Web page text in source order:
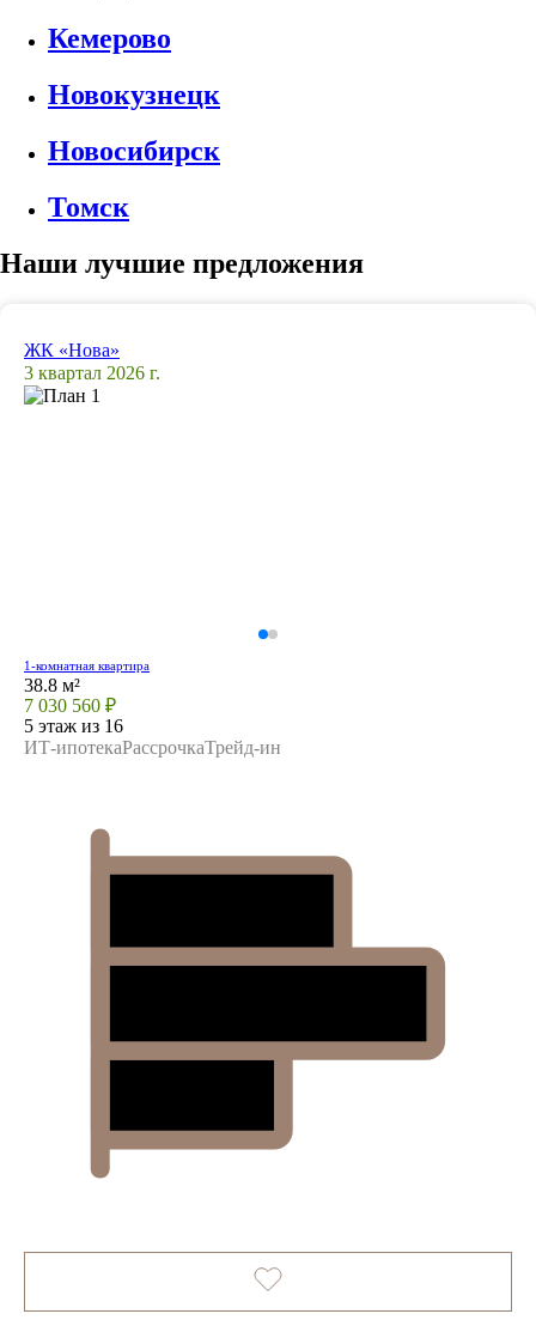
Кемерово
Новокузнецк
Новосибирск
Томск
Наши лучшие предложения
ЖК «Нова»
3 квартал 2026 г.
1-комнатная квартира
38.8 м²
7 030 560 ₽
5 этаж из 16
ИТ-ипотекаРассрочкаТрейд-ин